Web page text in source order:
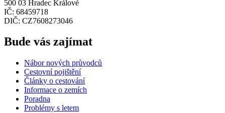
500 03 Hradec Králové
IČ: 68459718
DIČ: CZ7608273046
Bude vás zajímat
Nábor nových průvodců
Cestovní pojištění
Články o cestování
Informace o zemích
Poradna
Problémy s letem